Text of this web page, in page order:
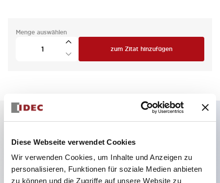
Diese Webseite verwendet Cookies
Wir verwenden Cookies, um Inhalte und Anzeigen zu
personalisieren, Funktionen für soziale Medien anbieten
zu können und die Zugriffe auf unsere Website zu
Menge auswählen
zum Zitat hinzufügen
Kombinieren Sie mehrere Kontrollleuchten und
Drucktaster in einer einzigen Schalttafelaussparung